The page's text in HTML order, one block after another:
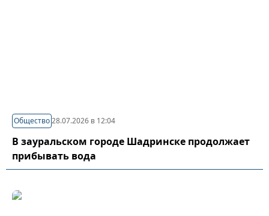
Общество28.07.2026 в 12:04
В зауральском городе Шадринске продолжает
прибывать вода